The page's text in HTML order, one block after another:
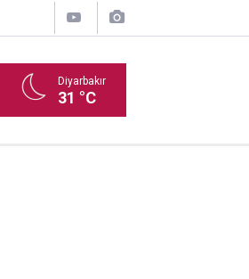
Diyarbakır
31 °C